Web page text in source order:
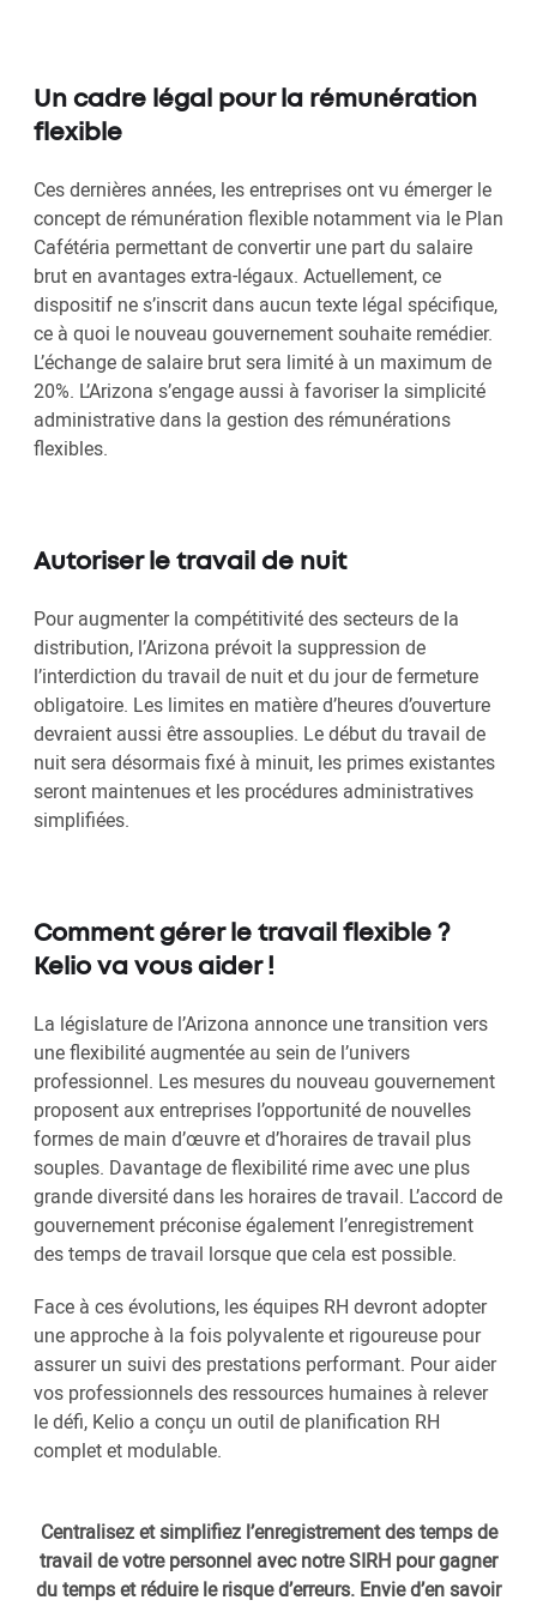
Un cadre légal pour la rémunération
flexible
Ces dernières années, les entreprises ont vu émerger le
concept de rémunération flexible notamment via le Plan
Cafétéria permettant de convertir une part du salaire
brut en avantages extra-légaux. Actuellement, ce
dispositif ne s’inscrit dans aucun texte légal spécifique,
ce à quoi le nouveau gouvernement souhaite remédier.
L’échange de salaire brut sera limité à un maximum de
20%. L’Arizona s’engage aussi à favoriser la simplicité
administrative dans la gestion des rémunérations
flexibles.
Autoriser le travail de nuit
Pour augmenter la compétitivité des secteurs de la
distribution, l’Arizona prévoit la suppression de
l’interdiction du travail de nuit et du jour de fermeture
obligatoire. Les limites en matière d’heures d’ouverture
devraient aussi être assouplies. Le début du travail de
nuit sera désormais fixé à minuit, les primes existantes
seront maintenues et les procédures administratives
simplifiées.
Comment gérer le travail flexible ?
Kelio va vous aider !
La législature de l’Arizona annonce une transition vers
une flexibilité augmentée au sein de l’univers
professionnel. Les mesures du nouveau gouvernement
proposent aux entreprises l’opportunité de nouvelles
formes de main d’œuvre et d’horaires de travail plus
souples. Davantage de flexibilité rime avec une plus
grande diversité dans les horaires de travail. L’accord de
gouvernement préconise également l’enregistrement
des temps de travail lorsque que cela est possible.
Face à ces évolutions, les équipes RH devront adopter
une approche à la fois polyvalente et rigoureuse pour
assurer un suivi des prestations performant. Pour aider
vos professionnels des ressources humaines à relever
le défi, Kelio a conçu un outil de planification RH
complet et modulable.
Centralisez et simplifiez l’enregistrement des temps de
travail de votre personnel avec notre SIRH pour gagner
du temps et réduire le risque d’erreurs. Envie d’en savoir